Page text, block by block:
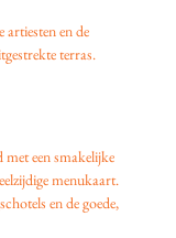
artiesten en de
terras.
een smakelijke
menukaart.
en de goede,